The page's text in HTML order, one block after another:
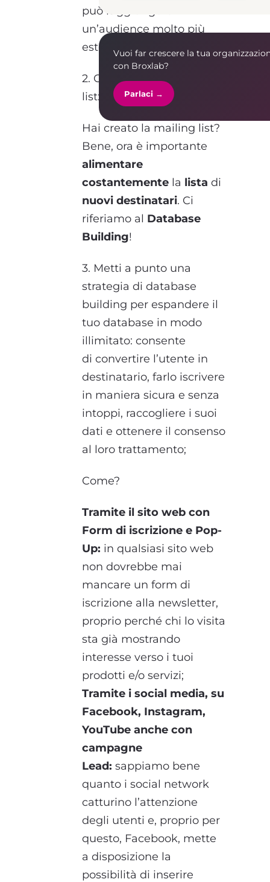
può raggiungere
un’audience molto più
estesa;
2. Carica la tua mailing
list: crea liste e gruppi
Hai creato la mailing list?
Bene, ora è importante
alimentare
costantemente la lista di
nuovi destinatari. Ci
riferiamo al Database
Building!
3. Metti a punto una
strategia di database
building per espandere il
tuo database in modo
illimitato: consente
di convertire l’utente in
destinatario, farlo iscrivere
in maniera sicura e senza
intoppi, raccogliere i suoi
dati e ottenere il consenso
al loro trattamento;
Come?
Tramite il sito web con
Form di iscrizione e Pop-
Up: in qualsiasi sito web
non dovrebbe mai
mancare un form di
iscrizione alla newsletter,
proprio perché chi lo visita
sta già mostrando
interesse verso i tuoi
prodotti e/o servizi;
Tramite i social media, su
Facebook, Instagram,
YouTube anche con
campagne
Lead: sappiamo bene
quanto i social network
catturino l’attenzione
degli utenti e, proprio per
questo, Facebook, mette
a disposizione la
possibilità di inserire
Vuoi far crescere la tua
con Broxlab?
Parlaci →